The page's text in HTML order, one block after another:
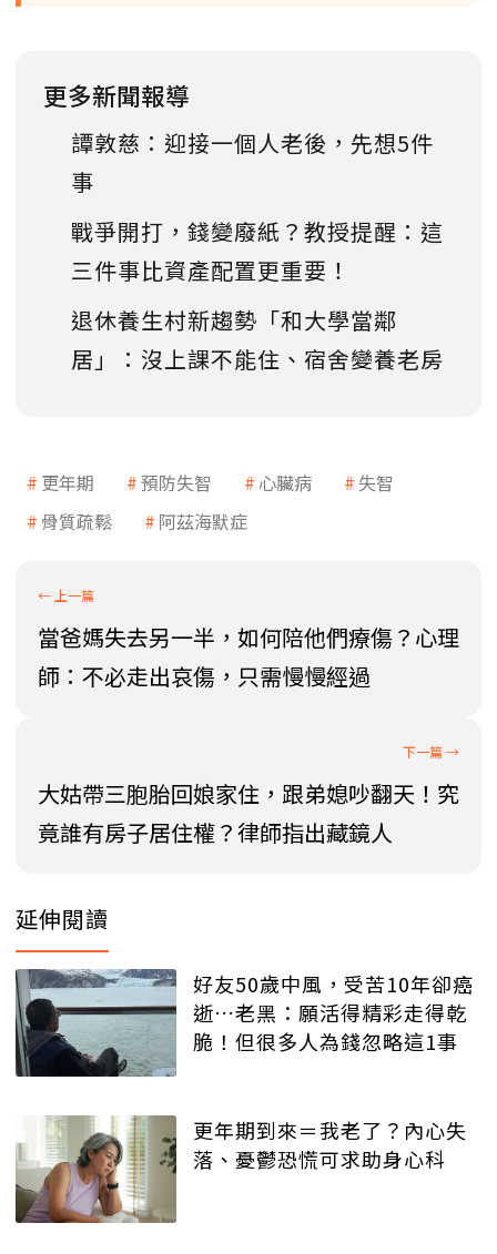
更多新聞報導
譚敦慈：迎接一個人老後，先想5件
事
戰爭開打，錢變廢紙？教授提醒：這
三件事比資產配置更重要！
退休養生村新趨勢「和大學當鄰
居」：沒上課不能住、宿舍變養老房
更年期 預防失智 心臟病
失智
骨質疏鬆
阿茲海默症
當爸媽失去另一半，如何陪他們療傷？心理
師：不必走出哀傷，只需慢慢經過
大姑帶三胞胎回娘家住，跟弟媳吵翻天！究
竟誰有房子居住權？律師指出藏鏡人
延伸閱讀
好友50歲中風，受苦10年卻癌
逝…老黑：願活得精彩走得乾
脆！但很多人為錢忽略這1事
更年期到來＝我老了？內心失
落、憂鬱恐慌可求助身心科